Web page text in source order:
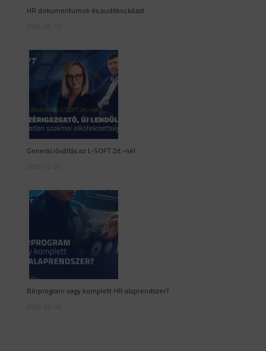
HR dokumentumok és auditkockázat
Generációváltás az L-SOFT Zrt.-nél
Bérprogram vagy komplett HR alaprendszer?